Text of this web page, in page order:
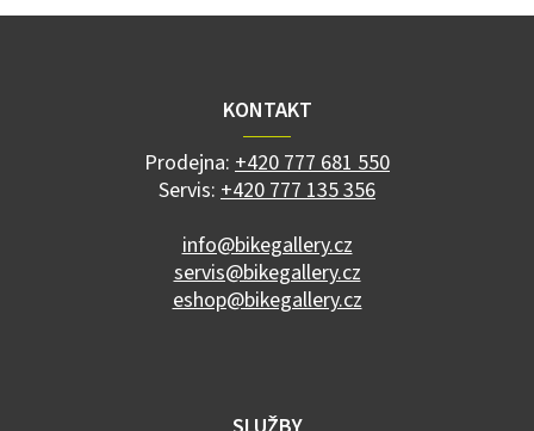
KONTAKT
Prodejna: +420 777 681 550
Servis: +420 777 135 356
info@bikegallery.cz
servis@bikegallery.cz
eshop@bikegallery.cz